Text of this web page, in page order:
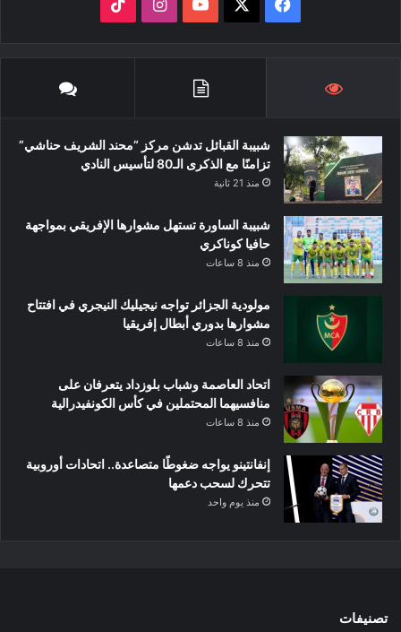
شبيبة القبائل تدشن مركز “محند الشريف حناشي”
تزامنًا مع الذكرى الـ80 لتأسيس النادي
منذ 21 ثانية
شبيبة الساورة تستهل مشوارها الإفريقي بمواجهة
حافيا كوناكري
منذ 8 ساعات
مولودية الجزائر تواجه نيجيليك النيجري في افتتاح
مشوارها بدوري أبطال إفريقيا
منذ 8 ساعات
اتحاد العاصمة وشباب بلوزداد يتعرفان على
منافسيهما المحتملين في كأس الكونفيدرالية
منذ 8 ساعات
إنفانتينو يواجه ضغوطًا متصاعدة.. اتحادات أوروبية
تتحرك لسحب دعمها
منذ يوم واحد
تصنيفات